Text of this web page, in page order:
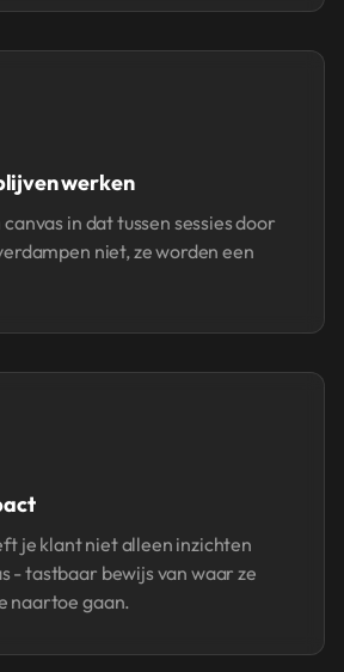
werken
in dat tussen sessies door
niet, ze worden een
je klant niet alleen inzichten
- tastbaar bewijs van waar ze
naartoe gaan.